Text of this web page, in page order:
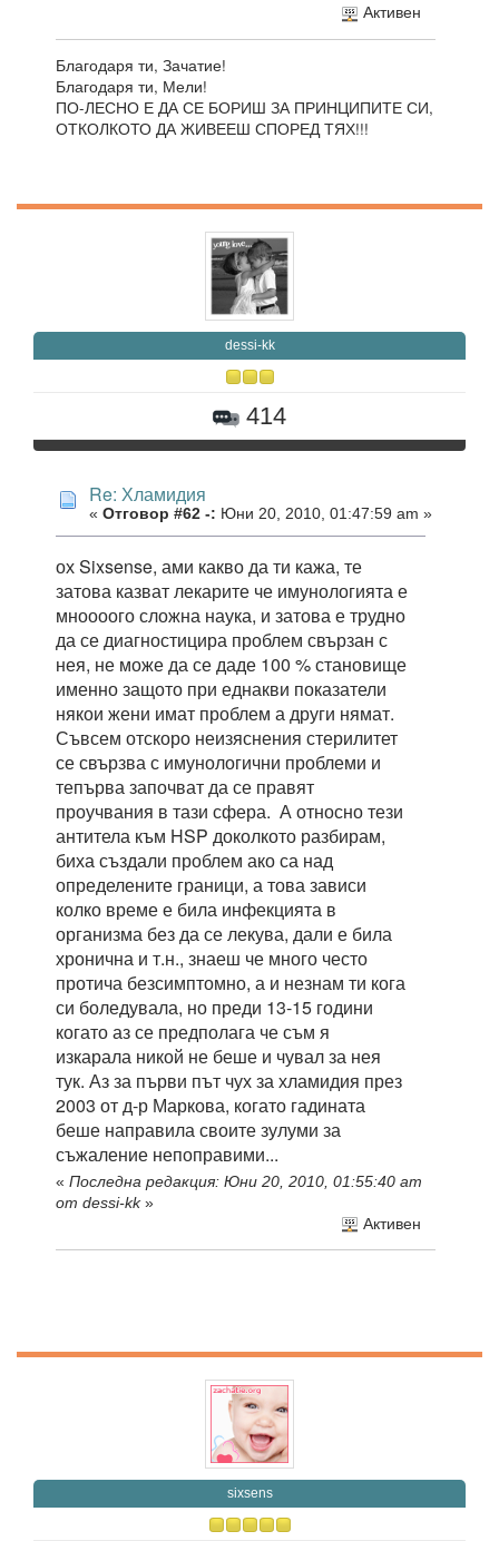
Активен
Благодаря ти, Зачатие!
Благодаря ти, Мели!
ПО-ЛЕСНО Е ДА СЕ БОРИШ ЗА ПРИНЦИПИТЕ СИ,
ОТКОЛКОТО ДА ЖИВЕЕШ СПОРЕД ТЯХ!!!
dessi-kk
414
Re: Хламидия
« Отговор #62 -: Юни 20, 2010, 01:47:59 am »
ох Sixsense, ами какво да ти кажа, те
затова казват лекарите че имунологията е
мноооого сложна наука, и затова е трудно
да се диагностицира проблем свързан с
нея, не може да се даде 100 % становище
именно защото при еднакви показатели
някои жени имат проблем а други нямат.
Съвсем отскоро неизяснения стерилитет
се свързва с имунологични проблеми и
тепърва започват да се правят
проучвания в тази сфера. А относно тези
антитела към HSP доколкото разбирам,
биха създали проблем ако са над
определените граници, а това зависи
колко време е била инфекцията в
организма без да се лекува, дали е била
хронична и т.н., знаеш че много често
протича безсимптомно, а и незнам ти кога
си боледувала, но преди 13-15 години
когато аз се предполага че съм я
изкарала никой не беше и чувал за нея
тук. Аз за първи път чух за хламидия през
2003 от д-р Маркова, когато гадината
беше направила своите зулуми за
съжаление непоправими...
« Последна редакция: Юни 20, 2010, 01:55:40 am
от dessi-kk»
Активен
sixsens